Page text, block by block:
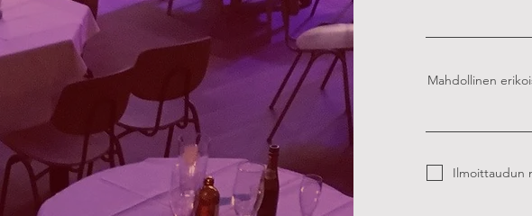
Mahdollinen
Ilmoittaudun